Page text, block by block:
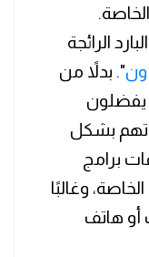
الرائجة
ون". بدلاً من
يفضلون
بشكل
برامج
وغالبًا
أو هاتف